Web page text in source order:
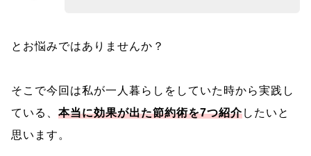
とお悩みではありませんか？
そこで今回は私が一人暮らしをしていた時から実践し
ている、 本当に効果が出た節約術を7つ紹介したいと
思います。